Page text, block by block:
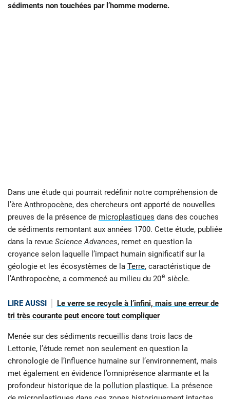
sédiments non touchées par l’homme moderne.
Dans une étude qui pourrait redéfinir notre compréhension de
l’ère Anthropocène, des chercheurs ont apporté de nouvelles
preuves de la présence de microplastiques dans des couches
de sédiments remontant aux années 1700. Cette étude, publiée
dans la revue Science Advances, remet en question la
croyance selon laquelle l’impact humain significatif sur la
géologie et les écosystèmes de la Terre, caractéristique de
l’Anthropocène, a commencé au milieu du 20e siècle.
LIRE AUSSI
Le verre se recycle à l’infini, mais une erreur de
tri très courante peut encore tout compliquer
Menée sur des sédiments recueillis dans trois lacs de
Lettonie, l’étude remet non seulement en question la
chronologie de l’influence humaine sur l’environnement, mais
met également en évidence l’omniprésence alarmante et la
profondeur historique de la pollution plastique. La présence